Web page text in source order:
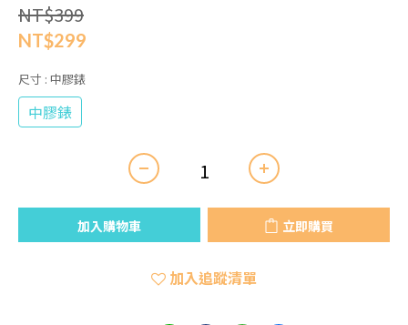
NT$399
NT$299
尺寸 : 中膠錶
中膠錶
加入購物車 立即購買
加入追蹤清單